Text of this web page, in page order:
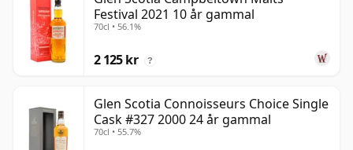
Festival 2021 10 år gammal
70cl • 56.1%
2 125 kr ?
Glen Scotia Connoisseurs Choice Single
Cask #327 2000 24 år gammal
70cl • 55.7%